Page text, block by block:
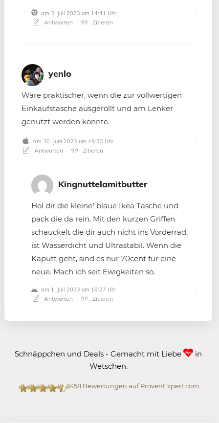
am 3. Juli 2023 um 14:41 Uhr
Antworten Zitieren
yenlo
Wäre praktischer, wenn die zur vollwertigen
Einkaufstasche ausgerollt und am Lenker
genutzt werden könnte.
am 30. Juni 2023 um 19:33 Uhr
Antworten Zitieren
Kingnuttelamitbutter
Hol dir die kleine! blaue Ikea Tasche und
pack die da rein. Mit den kurzen Griffen
schauckelt die dir auch nicht ins Vorderrad,
ist Wasserdicht und Ultrastabil. Wenn die
Kaputt geht, sind es nur 70cent für eine
neue. Mach ich seit Ewigkeiten so.
am 1. Juli 2023 um 18:27 Uhr
Antworten Zitieren
Schnäppchen und Deals - Gemacht mit Liebe
in
Wetschen.
3458Bewertungen auf ProvenExpert.com